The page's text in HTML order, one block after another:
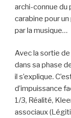
archi-connue
carabine pour
par la musique…
Avec la sortie
dans sa phase
il s’explique.
d’impuissance
1/3, Réalité,
associaux